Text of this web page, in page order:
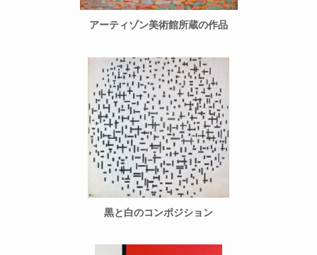
アーティゾン美術館所蔵の作品
黒と白のコンポジション